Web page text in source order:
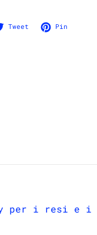
su Facebook
Tweet Twitta su Twitter
Pin
per i resi e i